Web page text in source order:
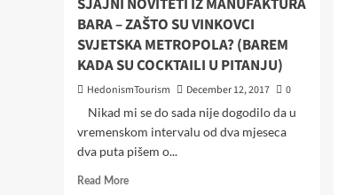
SJAJNI NOVITETI IZ MANUFAKTURA
BARA – ZAŠTO SU VINKOVCI
SVJETSKA METROPOLA? (BAREM
KADA SU COCKTAILI U PITANJU)
HedonismTourism December 12, 2017
0
Nikad mi se do sada nije dogodilo da u
vremenskom intervalu od dva mjeseca
dva puta pišem o...
Read MoreRead